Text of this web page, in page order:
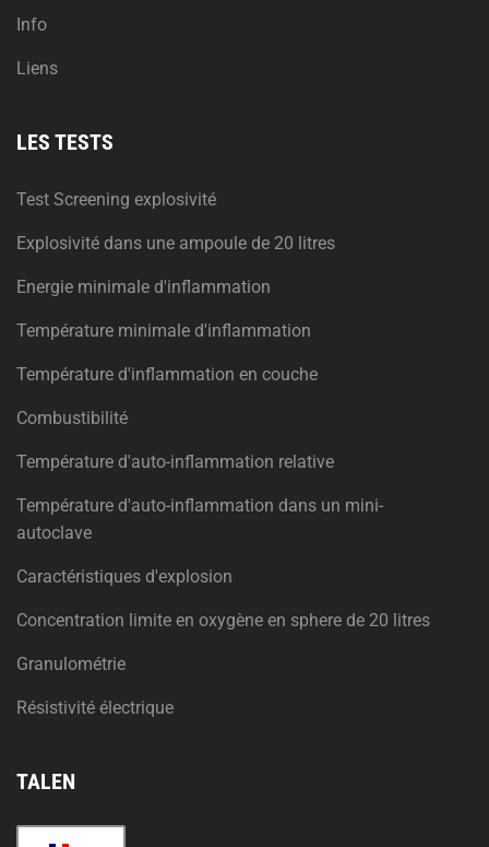
Info
Liens
LES TESTS
Test Screening explosivité
Explosivité dans une ampoule de 20 litres
Energie minimale d'inflammation
Température minimale d'inflammation
Température d'inflammation en couche
Combustibilité
Température d'auto-inflammation relative
Température d'auto-inflammation dans un mini-
autoclave
Caractéristiques d'explosion
Concentration limite en oxygène en sphere de 20 litres
Granulométrie
Résistivité électrique
TALEN